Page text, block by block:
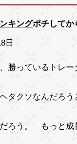
キングポチしてか
日
勝っているトレー
タクソなんだろ
ろう。 もっと成